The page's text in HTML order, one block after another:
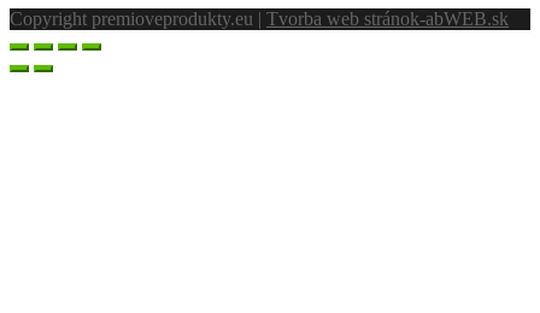
Copyright premioveprodukty.eu | Tvorba web stránok-abWEB.sk